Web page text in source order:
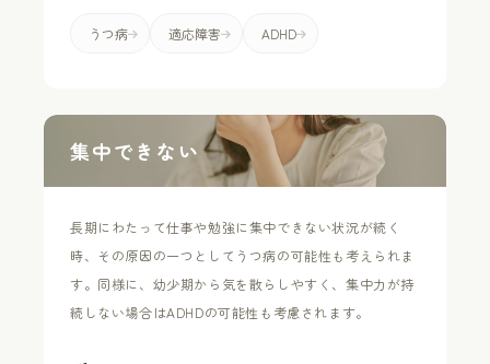
うつ病 適応障害 ADHD
長期にわたって仕事や勉強に集中できない状況が続く
時、その原因の一つとしてうつ病の可能性も考えられま
す。同様に、幼少期から気を散らしやすく、集中力が持
続しない場合はADHDの可能性も考慮されます。
集中できない